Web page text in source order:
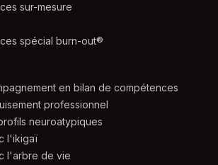
sur-mesure
spécial burn-out®
en bilan de compétences
professionnel
neuroatypiques
l'ikigaï
l'arbre de vie